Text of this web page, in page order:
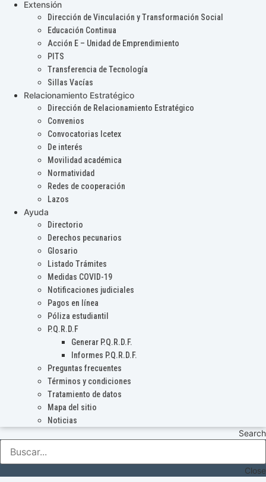
Extensión
Dirección de Vinculación y Transformación Social
Educación Continua
Acción E – Unidad de Emprendimiento
PITS
Transferencia de Tecnología
Sillas Vacías
Relacionamiento Estratégico
Dirección de Relacionamiento Estratégico
Convenios
Convocatorias Icetex
De interés
Movilidad académica
Normatividad
Redes de cooperación
Lazos
Ayuda
Directorio
Derechos pecunarios
Glosario
Listado Trámites
Medidas COVID-19
Notificaciones judiciales
Pagos en línea
Póliza estudiantil
P.Q.R.D.F
Generar P.Q.R.D.F.
Informes P.Q.R.D.F.
Preguntas frecuentes
Términos y condiciones
Tratamiento de datos
Mapa del sitio
Noticias
Search
Close